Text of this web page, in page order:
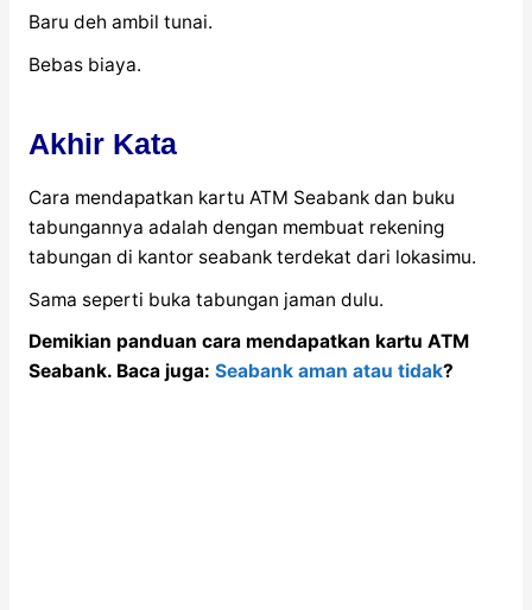
Baru deh ambil tunai.
Bebas biaya.
Akhir Kata
Cara mendapatkan kartu ATM Seabank dan buku
tabungannya adalah dengan membuat rekening
tabungan di kantor seabank terdekat dari lokasimu.
Sama seperti buka tabungan jaman dulu.
Demikian panduan cara mendapatkan kartu ATM
Seabank. Baca juga: Seabank aman atau tidak?